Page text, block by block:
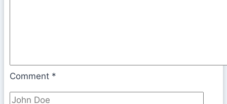
Comment *